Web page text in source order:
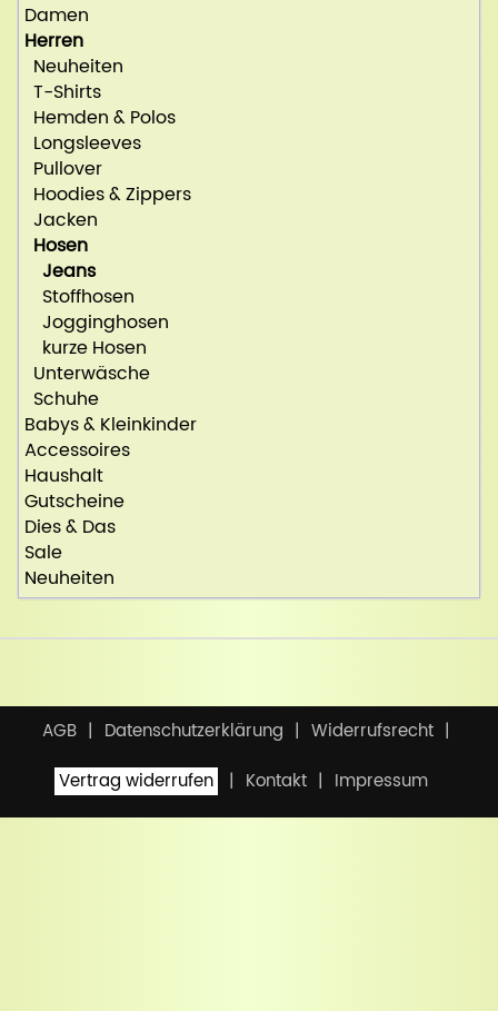
Damen
Herren
Neuheiten
T-Shirts
Hemden & Polos
Longsleeves
Pullover
Hoodies & Zippers
Jacken
Hosen
Jeans
Stoffhosen
Jogginghosen
kurze Hosen
Unterwäsche
Schuhe
Babys & Kleinkinder
Accessoires
Haushalt
Gutscheine
Dies & Das
Sale
Neuheiten
AGB Datenschutzerklärung
Widerrufsrecht
Vertrag widerrufen
Kontakt Impressum